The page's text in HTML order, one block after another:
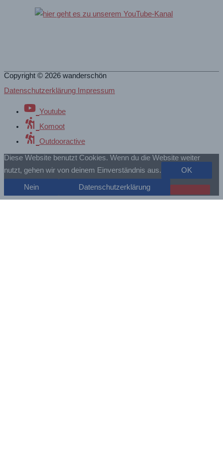
Copyright © 2026 wanderschön
Datenschutzerklärung Impressum
Youtube
Komoot
Outdooractive
Diese Website benutzt Cookies. Wenn du die Website weiter
nutzt, gehen wir von deinem Einverständnis aus.
OK
Nein Datenschutzerklärung